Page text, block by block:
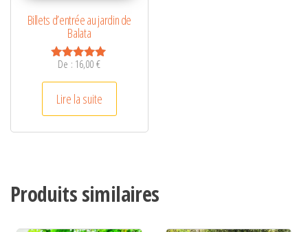
Billets d’entrée au jardin de
Balata
Note
De : 16,00€
Lire la suite
Produits similaires